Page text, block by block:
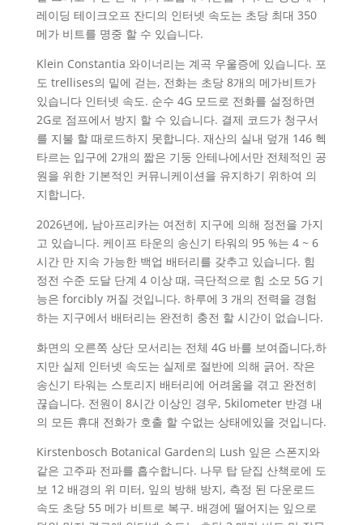
레이딩 테이크오프 잔디의 인터넷 속도는 초당 최대 350
메가 비트를 명중 할 수 있습니다.
Klein Constantia 와이너리는 계곡 우울증에 있습니다. 포
도 trellises의 밑에 걷는, 전화는 초당 8개의 메가비트가
있습니다 인터넷 속도. 순수 4G 모드로 전화를 설정하면
2G로 점프에서 방지 할 수 있습니다. 결제 코드가 청구서
를 지불 할 때로드하지 못합니다. 재산의 실내 덮개 146 헥
타르는 입구에 2개의 짧은 기둥 안테나에서만 전체적인 공
원을 위한 기본적인 커뮤니케이션을 유지하기 위하여 의
지합니다.
2026년에, 남아프리카는 여전히 지구에 의해 정전을 가지
고 있습니다. 케이프 타운의 송신기 타워의 95 %는 4 ~ 6
시간 만 지속 가능한 백업 배터리를 갖추고 있습니다. 힘
정전 수준 도달 단계 4 이상 때, 극단적으로 힘 소모 5G 기
능은 forcibly 꺼질 것입니다. 하루에 3 개의 전력을 경험
하는 지구에서 배터리는 완전히 충전 할 시간이 없습니다.
화면의 오른쪽 상단 모서리는 전체 4G 바를 보여줍니다,하
지만 실제 인터넷 속도는 실제로 절반에 의해 긁어. 작은
송신기 타워는 스토리지 배터리에 어려움을 겪고 완전히
끊습니다. 전원이 8시간 이상인 경우, 5kilometer 반경 내
의 모든 휴대 전화가 호출 할 수없는 상태에있을 것입니다.
Kirstenbosch Botanical Garden의 Lush 잎은 스폰지와
같은 고주파 전파를 흡수합니다. 나무 탑 닫집 산책로에 도
보 12 배경의 위 미터, 잎의 방해 방지, 측정 된 다운로드
속도 초당 55 메가 비트로 복구. 배경에 떨어지는 잎으로